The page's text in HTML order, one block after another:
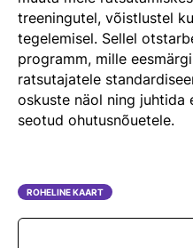
TURVALINE SPORT
AUSA MÄNGU
KOLMEVÕISTLUS
Regulatsioonid
Võistluskalender
Ametnikud
treeningutel, võistlustel
tegelemisel. Sellel
programm, mille
ratsutajatele
oskuste näol ning juhtida
seotud ohutusnõuetele.
ROHELINE KAART